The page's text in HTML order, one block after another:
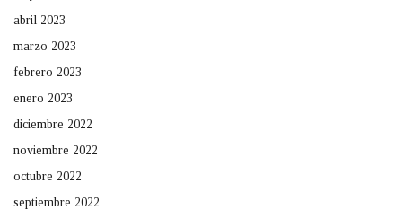
abril 2023
marzo 2023
febrero 2023
enero 2023
diciembre 2022
noviembre 2022
octubre 2022
septiembre 2022